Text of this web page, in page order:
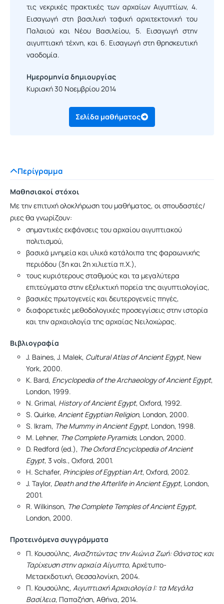
τις νεκρικές πρακτικές των αρχαίων Αιγυπτίων, 4.
Εισαγωγή στη βασιλική ταφική αρχιτεκτονική του
Παλαιού και Νέου Βασιλείου, 5. Εισαγωγή στην
αιγυπτιακή τέχνη, και 6. Εισαγωγή στη θρησκευτική
ναοδομία.
Ημερομηνία δημιουργίας
Κυριακή 30 Νοεμβρίου 2014
Σελίδα μαθήματος
Περίγραμμα
Μαθησιακοί στόχοι
Με την επιτυχή ολοκλήρωση του μαθήματος, οι σπουδαστές/
ριες θα γνωρίζουν:
σημαντικές εκφάνσεις του αρχαίου αιγυπτιακού
πολιτισμού,
βασικά μνημεία και υλικά κατάλοιπα της φαραωνικής
περιόδου (3η και 2η χιλιετία π.Χ.),
τους κυριότερους σταθμούς και τα μεγαλύτερα
επιτεύγματα στην εξελικτική πορεία της αιγυπτιολογίας,
βασικές πρωτογενείς και δευτερογενείς πηγές,
διαφορετικές μεθοδολογικές προσεγγίσεις στην ιστορία
και την αρχαιολογία της αρχαίας Νειλοχώρας.
Βιβλιογραφία
J. Baines, J. Malek, Cultural Atlas of Ancient Egypt, New
York, 2000.
K. Bard, Encyclopedia of the Archaeology of Ancient Egypt,
London, 1999.
N. Grimal, History of Ancient Egypt, Oxford, 1992.
S. Quirke, Ancient Egyptian Religion, London, 2000.
S. Ikram, The Mummy in Ancient Egypt, London, 1998.
M. Lehner, The Complete Pyramids, London, 2000.
D. Redford (ed.), The Oxford Encyclopedia of Ancient
Egypt, 3 vols., Oxford, 2001.
H. Schafer, Principles of Egyptian Art, Oxford, 2002.
J. Taylor, Death and the Afterlife in Ancient Egypt, London,
2001.
R. Wilkinson, The Complete Temples of Ancient Egypt,
London, 2000.
Προτεινόμενα συγγράμματα
Π. Κουσούλης, Αναζητώντας την Αιώνια Ζωή: Θάνατος και
Ταρίχευση στην αρχαία Αίγυπτο, Αρχέτυπο-
Μεταεκδοτική, Θεσσαλονίκη, 2004.
Π. Κουσούλης, Αιγυπτιακή Αρχαιολογία Ι: τα Μεγάλα
Βασίλεια, Παπαζήση, Αθήνα, 2014.